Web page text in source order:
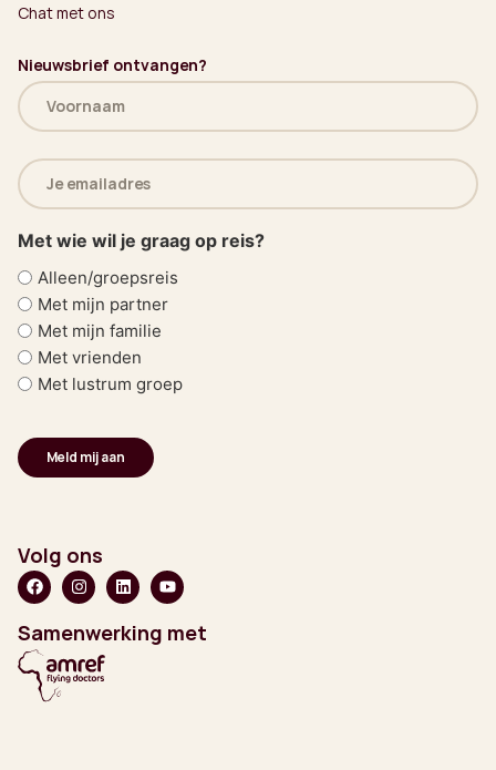
Chat met ons
Nieuwsbrief ontvangen?
Naam
(Vereist)
E-
mailadres
(Vereist)
Met wie wil je graag op reis?
Alleen/groepsreis
Met mijn partner
Met mijn familie
Met vrienden
Met lustrum groep
Volg ons
Samenwerking met